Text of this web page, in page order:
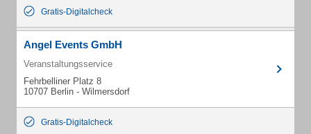
Gratis-Digitalcheck
Angel Events GmbH
Veranstaltungsservice
Fehrbelliner Platz 8
10707 Berlin - Wilmersdorf
Gratis-Digitalcheck